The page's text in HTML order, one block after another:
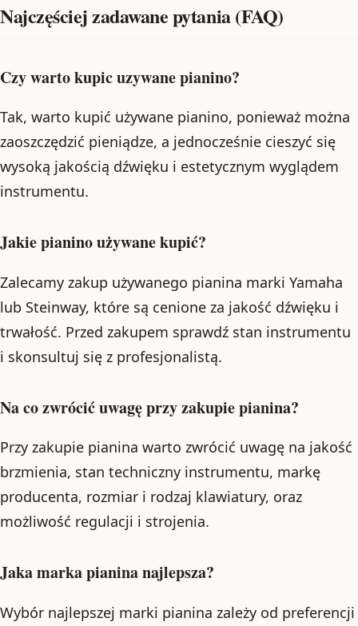
Najczęściej zadawane pytania (FAQ)
Czy warto kupic uzywane pianino?
Tak, warto kupić używane pianino, ponieważ można
zaoszczędzić pieniądze, a jednocześnie cieszyć się
wysoką jakością dźwięku i estetycznym wyglądem
instrumentu.
Jakie pianino używane kupić?
Zalecamy zakup używanego pianina marki Yamaha
lub Steinway, które są cenione za jakość dźwięku i
trwałość. Przed zakupem sprawdź stan instrumentu
i skonsultuj się z profesjonalistą.
Na co zwrócić uwagę przy zakupie pianina?
Przy zakupie pianina warto zwrócić uwagę na jakość
brzmienia, stan techniczny instrumentu, markę
producenta, rozmiar i rodzaj klawiatury, oraz
możliwość regulacji i strojenia.
Jaka marka pianina najlepsza?
Wybór najlepszej marki pianina zależy od preferencji